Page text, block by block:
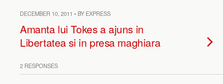
DECEMBER 10, 2011 • BY EXPRESS
Amanta lui Tokes a ajuns in
Libertatea si in presa maghiara
2 RESPONSES